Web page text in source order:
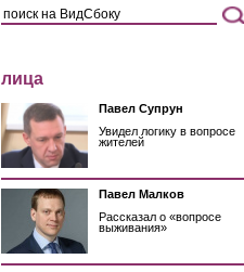
лица
Павел Супрун
Увидел логику в вопросе
жителей
Павел Малков
Рассказал о «вопросе
выживания»